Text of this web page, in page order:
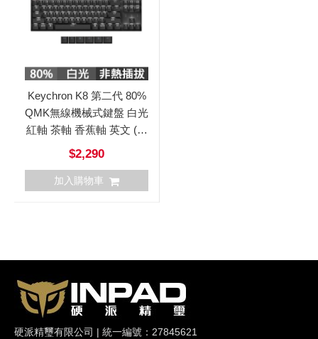
Keychron K8 第二代 80%
QMK無線機械式鍵盤 白光
紅軸 茶軸 香蕉軸 英文 (非
熱插拔)
$2,290
加入購物車
硬派精璽有限公司 | 統一編號：27845621